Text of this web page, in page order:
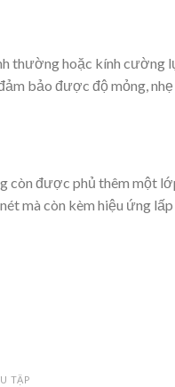
thường hoặc kính cường
bảo được độ mỏng,
được phủ thêm một
mà còn kèm hiệu ứng
TẬP